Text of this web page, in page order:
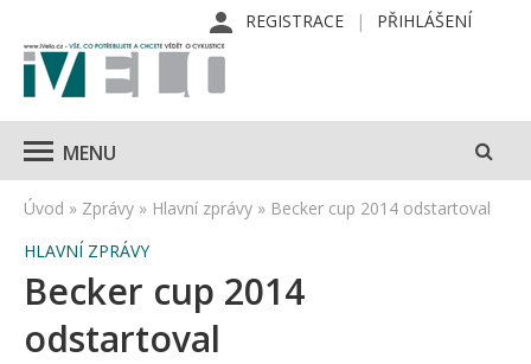
REGISTRACE PŘIHLÁŠENÍ
MENU
Úvod » Zprávy » Hlavní zprávy » Becker cup 2014 odstartoval
HLAVNÍ ZPRÁVY
Becker cup 2014
odstartoval